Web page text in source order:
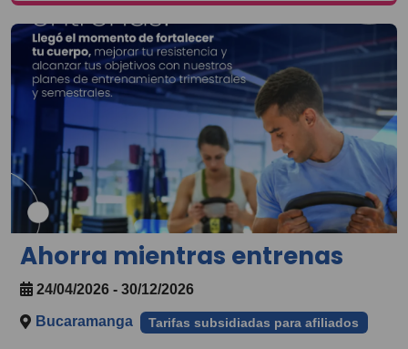
Ahorra mientras entrenas
24/04/2026 - 30/12/2026
Bucaramanga Tarifas subsidiadas para afiliados